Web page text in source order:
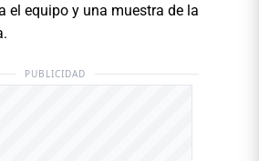
el equipo y una muestra de la
PUBLICIDAD